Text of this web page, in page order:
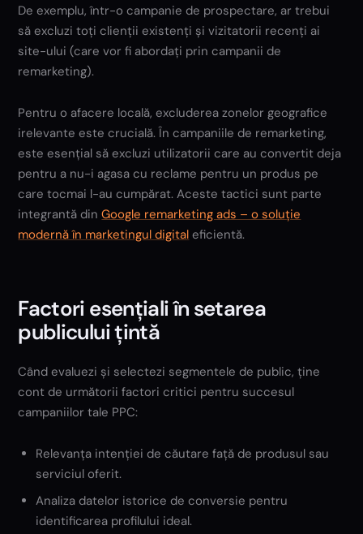
De exemplu, într-o campanie de prospectare, ar trebui
să excluzi toți clienții existenți și vizitatorii recenți ai
site-ului (care vor fi abordați prin campanii de
remarketing).
Pentru o afacere locală, excluderea zonelor geografice
irelevante este crucială. În campaniile de remarketing,
este esențial să excluzi utilizatorii care au convertit deja
pentru a nu-i agasa cu reclame pentru un produs pe
care tocmai l-au cumpărat. Aceste tactici sunt parte
integrantă dinGoogle remarketing ads – o soluție
modernă în marketingul digital eficientă.
Factori esențiali în setarea
publicului țintă
Când evaluezi și selectezi segmentele de public, ține
cont de următorii factori critici pentru succesul
campaniilor tale PPC:
Relevanța intenției de căutare față de produsul sau
serviciul oferit.
Analiza datelor istorice de conversie pentru
identificarea profilului ideal.